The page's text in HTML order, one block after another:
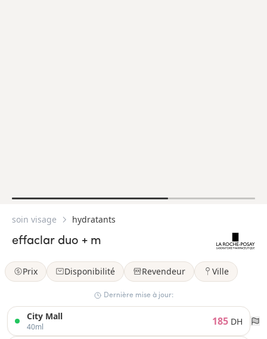
soin visage hydratants
effaclar duo + m
Prix Disponibilité Revendeur Ville
Dernière mise à jour:
City Mall
40ml 185 DH